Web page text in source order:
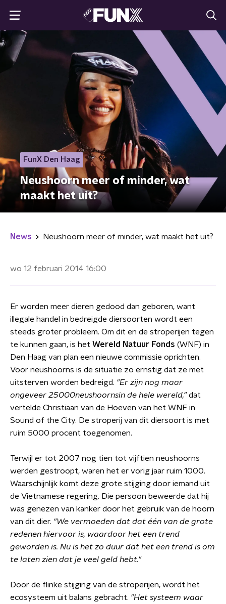
FunX Den Haag
Neushoorn meer of minder, wat
maakt het uit?
News Neushoorn meer of minder, wat maakt het uit?
wo 12 februari 2014 16:00
Er worden meer dieren gedood dan geboren, want
illegale handel in bedreigde diersoorten wordt een
steeds groter probleem. Om dit en de stroperijen tegen
te kunnen gaan, is het Wereld Natuur Fonds (WNF) in
Den Haag van plan een nieuwe commissie oprichten.
Voor neushoorns is de situatie zo ernstig dat ze met
uitsterven worden bedreigd. "Er zijn nog maar
ongeveer 25000neushoornsin de hele wereld,"dat
vertelde Christiaan van de Hoeven van het WNF in
Sound of the City. De stroperij van dit diersoort is met
ruim 5000 procent toegenomen.
Terwijl er tot 2007 nog tien tot vijftien neushoorns
werden gestroopt, waren het er vorig jaar ruim 1000.
Waarschijnlijk komt deze grote stijging door iemand uit
de Vietnamese regering. Die persoon beweerde dat hij
was genezen van kanker door het gebruik van de hoorn
van dit dier. "We vermoeden dat dat één van de grote
redenen hiervoor is, waardoor het een trend
geworden is. Nu is het zo duur dat het een trend is om
te laten zien dat je veel geld hebt."
Door de flinke stijging van de stroperijen, wordt het
ecosysteem uit balans gebracht. "Het systeem waar